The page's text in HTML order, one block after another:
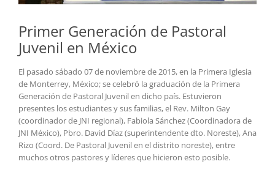
Primer Generación de Pastoral
Juvenil en México
El pasado sábado 07 de noviembre de 2015, en la Primera Iglesia
de Monterrey, México; se celebró la graduación de la Primera
Generación de Pastoral Juvenil en dicho país. Estuvieron
presentes los estudiantes y sus familias, el Rev. Milton Gay
(coordinador de JNI regional), Fabiola Sánchez (Coordinadora de
JNI México), Pbro. David Díaz (superintendente dto. Noreste), Ana
Rizo (Coord. De Pastoral Juvenil en el distrito noreste), entre
muchos otros pastores y líderes que hicieron esto posible.